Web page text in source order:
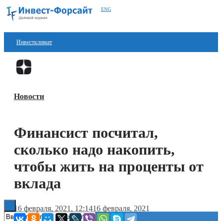
ENG
Инвестклимат
Финансы
Блокчейн
Книги
Новости
Финансист посчитал,
сколько надо накопить,
чтобы жить на проценты от
вклада
16 февраля, 2021, 12:1416 февраля, 2021